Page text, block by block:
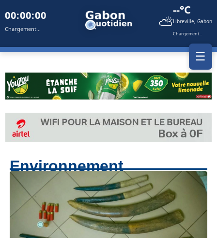
00:00:00
Chargement... ⛅
--°C
Libreville, Gabon
Chargement...
☰
Environnement